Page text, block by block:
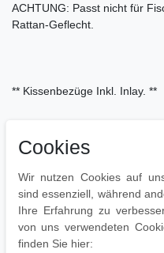
ACHTUNG: Passt nicht für
Rattan-Geflecht.
** Kissenbezüge Inkl. Inlay. **
5 verschiedene Farben
Anthrazit, Cremeweiß,
Materialzusammensetzung:
Cookies
Wir nutzen Cookies auf
sind essenziell, während
Ihre Erfahrung zu
von uns verwendeten
finden Sie hier: